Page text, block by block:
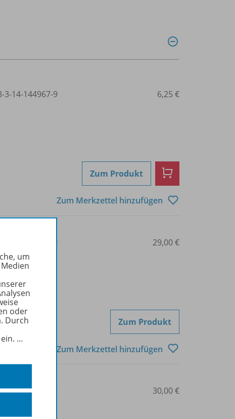
3-14-144967-9 6,25 €
Zum Produkt
Zum Merkzettel hinzufügen
3-507-53165-9 29,00 €
Zum Produkt
Zum Merkzettel hinzufügen
3-507-53166-6 30,00 €
um
oder
Durch
…